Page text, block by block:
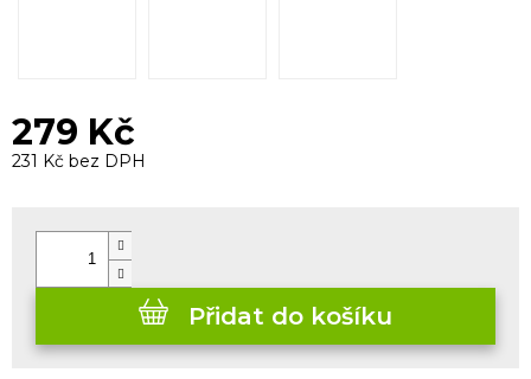
279 Kč
231 Kč bez DPH
Přidat do košíku